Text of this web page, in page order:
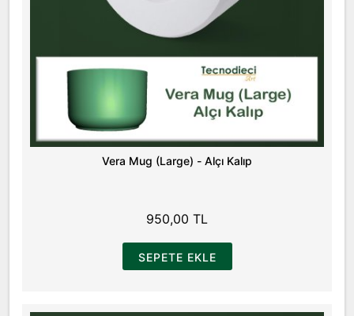
Vera Mug (Large) - Alçı Kalıp
950,00 TL
SEPETE EKLE